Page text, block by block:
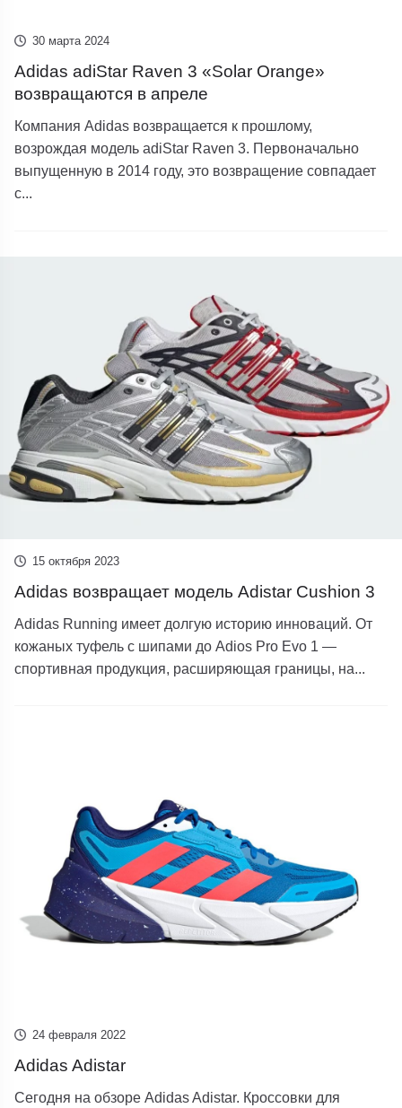
30 марта 2024
Adidas adiStar Raven 3 «Solar Orange»
возвращаются в апреле
Компания Adidas возвращается к прошлому,
возрождая модель adiStar Raven 3. Первоначально
выпущенную в 2014 году, это возвращение совпадает
с...
15 октября 2023
Adidas возвращает модель Adistar Cushion 3
Adidas Running имеет долгую историю инноваций. От
кожаных туфель с шипами до Adios Pro Evo 1 —
спортивная продукция, расширяющая границы, на...
24 февраля 2022
Adidas Adistar
Сегодня на обзоре Adidas Adistar. Кроссовки для